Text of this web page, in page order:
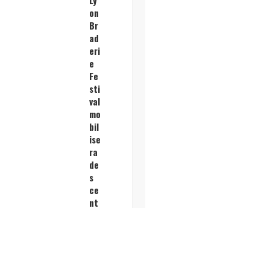
on
Br
ad
eri
e
Fe
sti
val
mo
bil
ise
ra
de
s
ce
nt